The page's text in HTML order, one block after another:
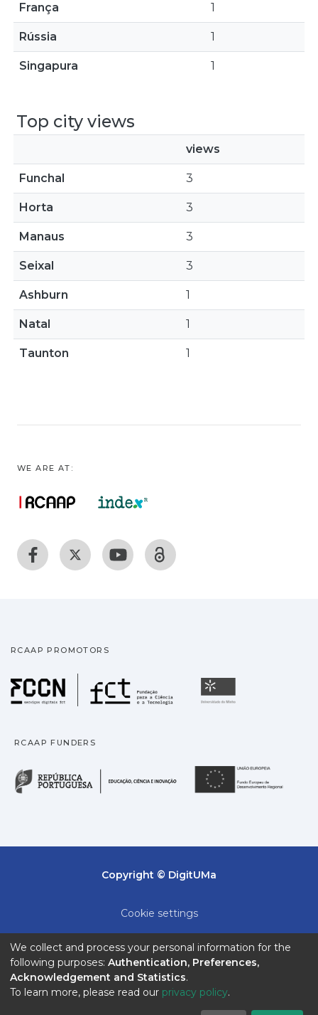
França 1
Rússia 1
Singapura 1
Top city views
views
Funchal 3
Horta 3
Manaus 3
Seixal 3
Ashburn 1
Natal 1
Taunton 1
WE ARE AT:
RCAAP PROMOTORS
Fundação para a
RCAAP FUNDERS
República Portuguesa
Copyright © DigitUMa
Cookie settings
End User Agreement
Send Feedback
We collect and process your personal information for the
following purposes: Authentication, Preferences,
Acknowledgement and Statistics.
To learn more, please read our privacy policy.